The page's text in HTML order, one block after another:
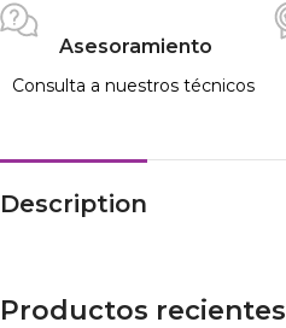
Asesoramiento
Consulta a nuestros técnicos
Description
Productos recientes